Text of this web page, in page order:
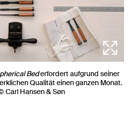
Bederfordert aufgrund seiner
Qualität einen ganzen Monat.
Carl Hansen & Søn